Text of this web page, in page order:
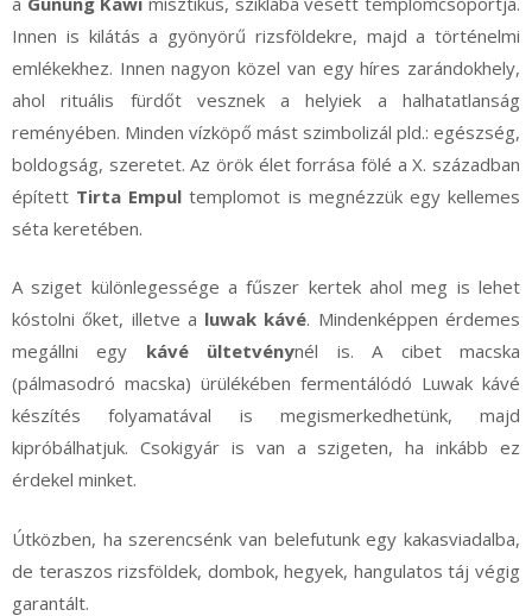
Innen is kilátás a gyönyörű rizsföldekre, majd a történelmi
emlékekhez. Innen nagyon közel van egy híres zarándokhely,
ahol rituális fürdőt vesznek a helyiek a halhatatlanság
reményében. Minden vízköpő mást szimbolizál pld.: egészség,
boldogság, szeretet. Az örök élet forrása fölé a X. században
épített Tirta Empul templomot is megnézzük egy kellemes
séta keretében.
A sziget különlegessége a fűszer kertek ahol meg is lehet
kóstolni őket, illetve a luwak kávé. Mindenképpen érdemes
megállni egy kávé ültetvénynél is. A cibet macska
(pálmasodró macska) ürülékében fermentálódó Luwak kávé
készítés folyamatával is megismerkedhetünk, majd
kipróbálhatjuk. Csokigyár is van a szigeten, ha inkább ez
érdekel minket.
Útközben, ha szerencsénk van belefutunk egy kakasviadalba,
de teraszos rizsföldek, dombok, hegyek, hangulatos táj végig
garantált.